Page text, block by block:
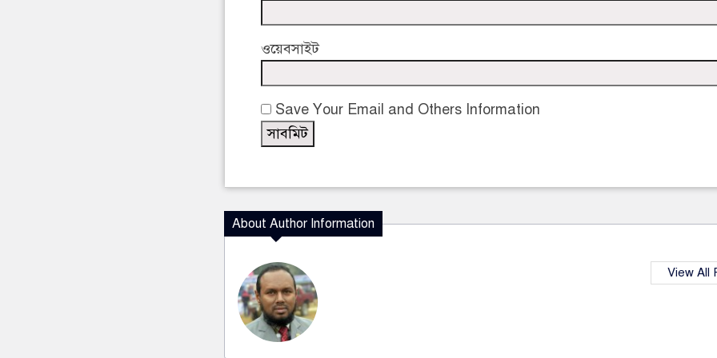
ওয়েবসাইট
Save Your Email and Others Information
About Author Information
View All